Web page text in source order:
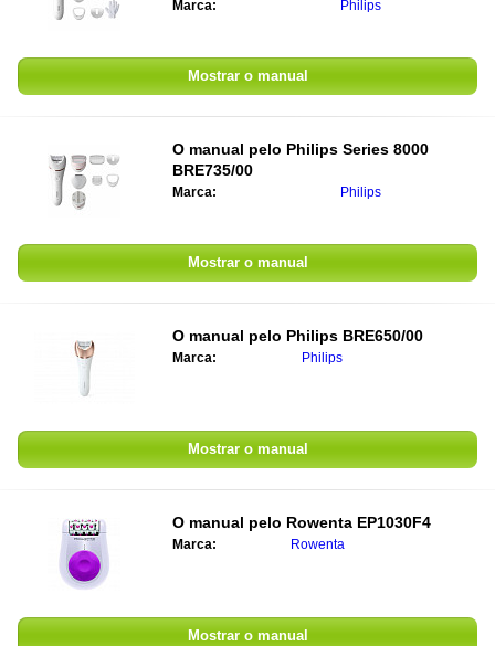
Marca: Philips
Mostrar o manual
O manual pelo Philips Series 8000
BRE735/00
Marca: Philips
Mostrar o manual
O manual pelo Philips BRE650/00
Marca: Philips
Mostrar o manual
O manual pelo Rowenta EP1030F4
Marca: Rowenta
Mostrar o manual